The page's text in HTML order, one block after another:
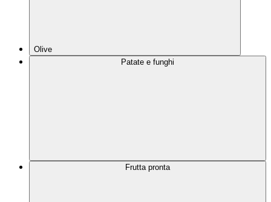
Olive
Patate e funghi
Frutta pronta